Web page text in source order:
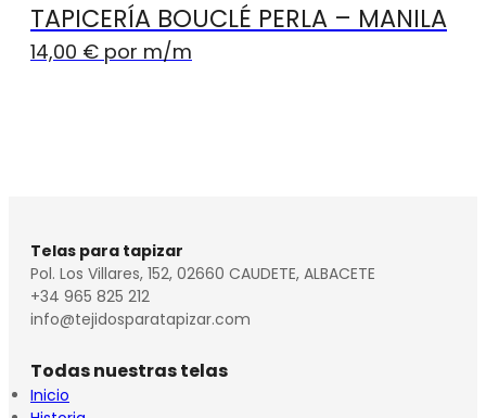
TAPICERÍA BOUCLÉ PERLA – MANILA
14,00 € por m/m
Telas para tapizar
Pol. Los Villares, 152, 02660 CAUDETE, ALBACETE
+34 965 825 212
info@tejidosparatapizar.com
Todas nuestras telas
Inicio